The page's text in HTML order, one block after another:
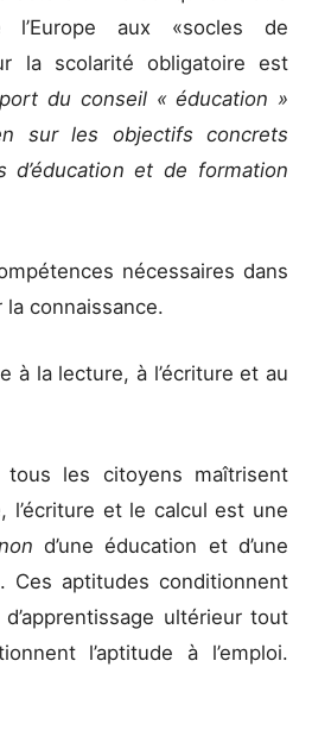
aux «socles de
la scolarité obligatoire est
du conseil « éducation »
sur les objectifs concrets
d’éducation et de formation
nécessaires dans
connaissance.
à la lecture, à l’écriture et au
les citoyens maîtrisent
l’écriture et le calcul est une
d’une éducation et d’une
Ces aptitudes conditionnent
ultérieur tout
l’aptitude à l’emploi.